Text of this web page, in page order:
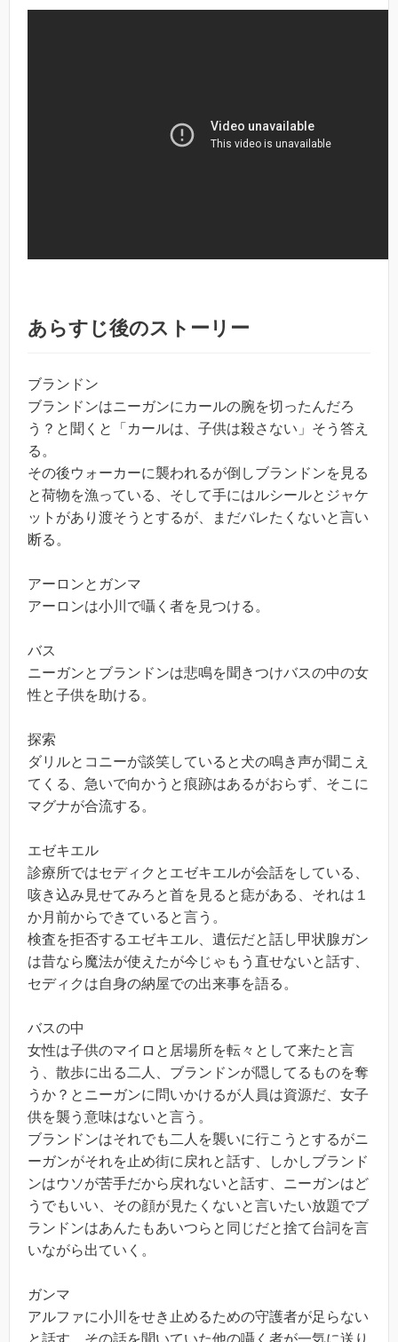
あらすじ後のストーリー
ブランドン
ブランドンはニーガンにカールの腕を切ったんだろ
う？と聞くと「カールは、子供は殺さない」そう答え
る。
その後ウォーカーに襲われるが倒しブランドンを見る
と荷物を漁っている、そして手にはルシールとジャケ
ットがあり渡そうとするが、まだバレたくないと言い
断る。
アーロンとガンマ
アーロンは小川で囁く者を見つける。
バス
ニーガンとブランドンは悲鳴を聞きつけバスの中の女
性と子供を助ける。
探索
ダリルとコニーが談笑していると犬の鳴き声が聞こえ
てくる、急いで向かうと痕跡はあるがおらず、そこに
マグナが合流する。
エゼキエル
診療所ではセディクとエゼキエルが会話をしている、
咳き込み見せてみろと首を見ると痣がある、それは１
か月前からできていると言う。
検査を拒否するエゼキエル、遺伝だと話し甲状腺ガン
は昔なら魔法が使えたが今じゃもう直せないと話す、
セディクは自身の納屋での出来事を語る。
バスの中
女性は子供のマイロと居場所を転々として来たと言
う、散歩に出る二人、ブランドンが隠してるものを奪
うか？とニーガンに問いかけるが人員は資源だ、女子
供を襲う意味はないと言う。
ブランドンはそれでも二人を襲いに行こうとするがニ
ーガンがそれを止め街に戻れと話す、しかしブランド
ンはウソが苦手だから戻れないと話す、ニーガンはど
うでもいい、その顔が見たくないと言いたい放題でブ
ランドンはあんたもあいつらと同じだと捨て台詞を言
いながら出ていく。
ガンマ
アルファに小川をせき止めるための守護者が足らない
と話す、その話を聞いていた他の囁く者が一気に送り